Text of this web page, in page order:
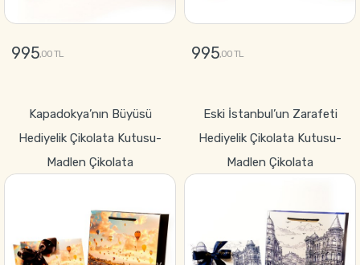
995,00 TL 995,00 TL
Kapadokya’nın Büyüsü
Hediyelik Çikolata Kutusu-
Madlen Çikolata
Eski İstanbul’un Zarafeti
Hediyelik Çikolata Kutusu-
Madlen Çikolata